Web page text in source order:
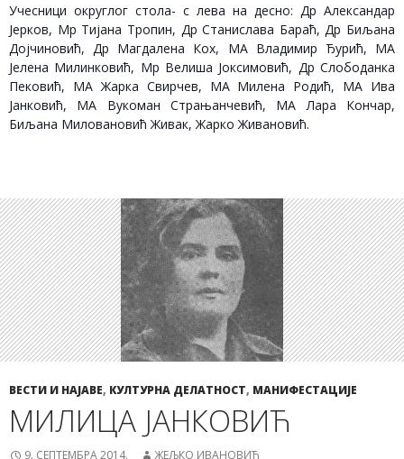
Учесници округлог стола- с лева на десно: Др Александар
Јерков, Мр Тијана Тропин, Др Станислава Бараћ, Др Биљана
Дојчиновић, Др Магдалена Кох, МА Владимир Ђурић, МА
Јелена Милинковић, Мр Велиша Јоксимовић, Др Слободанка
Пековић, МА Жарка Свирчев, МА Милена Родић, МА Ива
Јанковић, МА Вукоман Страњанчевић, МА Лара Кончар,
Биљана Миловановић Живак, Жарко Живановић.
ВЕСТИ И НАЈАВЕ, КУЛТУРНА ДЕЛАТНОСТ, МАНИФЕСТАЦИЈЕ
МИЛИЦА ЈАНКОВИЋ
9. СЕПТЕМБРА 2014. ЖЕЉКО ИВАНОВИЋ